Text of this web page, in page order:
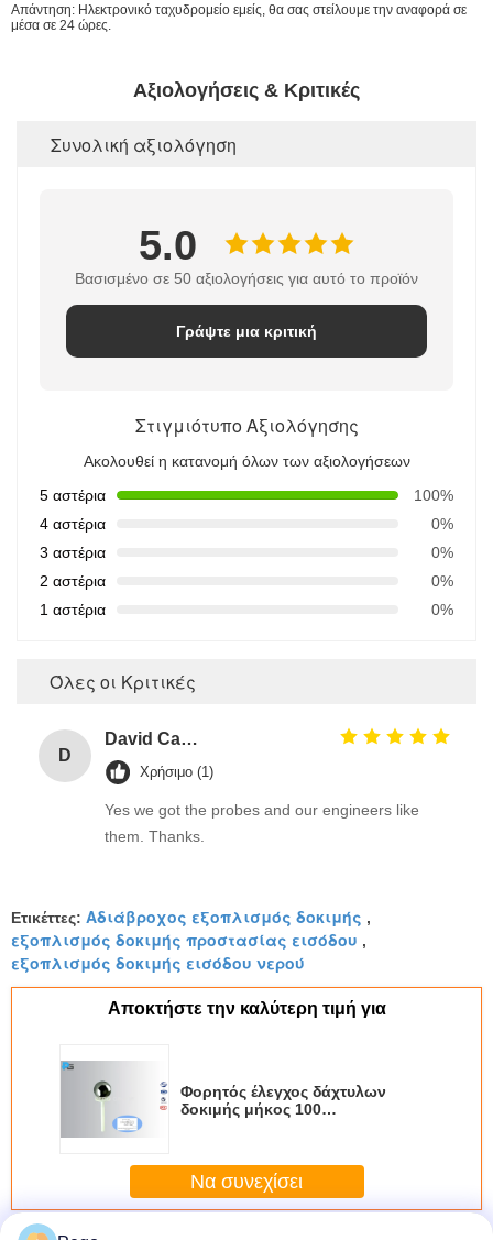
Απάντηση: Ηλεκτρονικό ταχυδρομείο εμείς, θα σας στείλουμε την αναφορά σε
μέσα σε 24 ώρες.
Αξιολογήσεις & Κριτικές
Συνολική αξιολόγηση
5.0
Βασισμένο σε 50 αξιολογήσεις για αυτό το προϊόν
Γράψτε μια κριτική
Στιγμιότυπο Αξιολόγησης
Ακολουθεί η κατανομή όλων των αξιολογήσεων
5 αστέρια
100%
4 αστέρια
0%
3 αστέρια
0%
2 αστέρια
0%
1 αστέρια
0%
Όλες οι Κριτικές
D
David Calabro
Χρήσιμο (1)
Yes we got the probes and our engineers like
them. Thanks.
Ετικέττες: Αδιάβροχος εξοπλισμός δοκιμής ,
εξοπλισμός δοκιμής προστασίας εισόδου ,
εξοπλισμός δοκιμής εισόδου νερού
Αποκτήστε την καλύτερη τιμή για
Φορητός έλεγχος δάχτυλων
δοκιμής μήκος 100
Να συνεχίσει